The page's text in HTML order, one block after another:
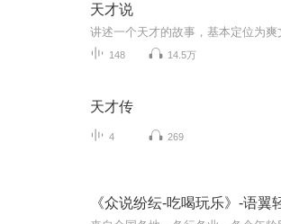
天才说
148 14.5万
天才传
4 269
《众说纷纭-吃喝玩乐》-语翼